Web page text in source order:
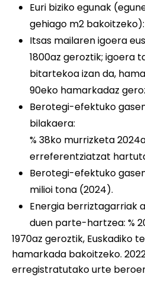
Euri biziko egunak
gehiago m2
Itsas mailaren igoera
1800az geroztik; igoera
bitartekoa izan da,
90eko hamarkadaz
Berotegi-efektuko
bilakaera:
% 38ko murrizketa
erreferentziatzat
Berotegi-efektuko
milioi tona (2024).
Energia berriztagarriak
duen parte-hartzea: %
1970az geroztik, Euskadiko
hamarkada bakoitzeko.
erregistratutako urte